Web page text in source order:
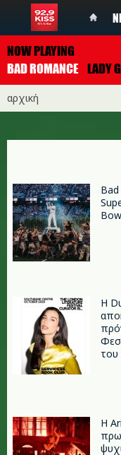
NOW PLAYING
BAD ROMANCE LADY
αρχική
Η
του
Η